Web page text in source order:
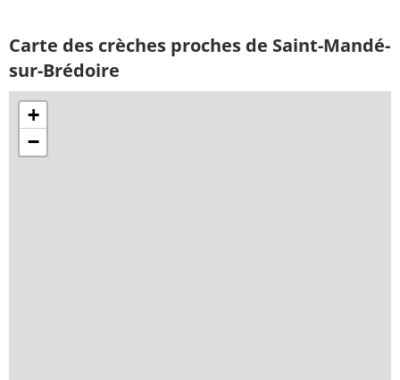
Carte des crèches proches de Saint-Mandé-
sur-Brédoire
+
−